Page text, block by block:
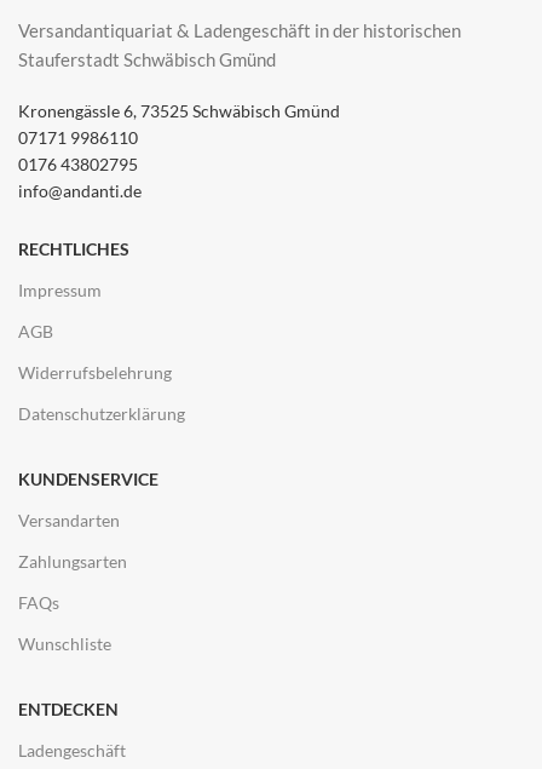
Versandantiquariat & Ladengeschäft in der historischen
Stauferstadt Schwäbisch Gmünd
Kronengässle 6, 73525 Schwäbisch Gmünd
07171 9986110
0176 43802795
info@andanti.de
RECHTLICHES
Impressum
AGB
Widerrufsbelehrung
Datenschutzerklärung
KUNDENSERVICE
Versandarten
Zahlungsarten
FAQs
Wunschliste
ENTDECKEN
Ladengeschäft